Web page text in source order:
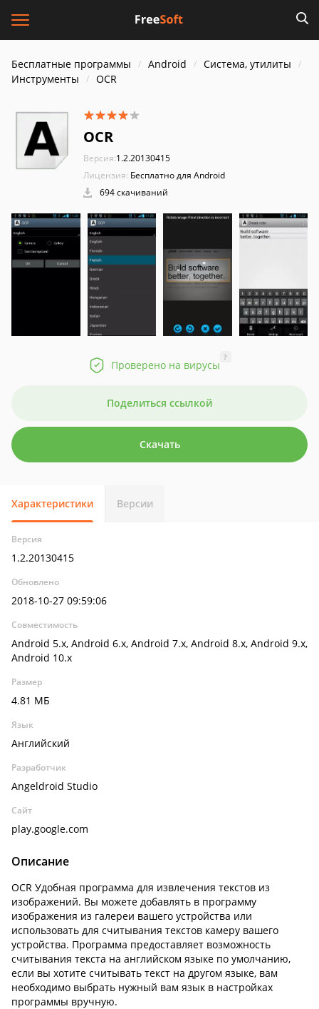
Бесплатные программы Android
Система, утилиты
Инструменты
OCR
OCR
Версия:1.2.20130415
Лицензия: Бесплатно для Android
694 скачиваний
Проверено на вирусы
?
Поделиться ссылкой
Скачать
Характеристики Версии
Версия
1.2.20130415
Обновлено
2018-10-27 09:59:06
Совместимость
Android 5.x, Android 6.x, Android 7.x, Android 8.x, Android 9.x,
Android 10.x
Размер
4.81 МБ
Язык
Английский
Разработчик
Angeldroid Studio
Сайт
play.google.com
Описание
OCR Удобная программа для извлечения текстов из
изображений. Вы можете добавлять в программу
изображения из галереи вашего устройства или
использовать для считывания текстов камеру вашего
устройства. Программа предоставляет возможность
считывания текста на английском языке по умолчанию,
если вы хотите считывать текст на другом языке, вам
необходимо выбрать нужный вам язык в настройках
программы вручную.